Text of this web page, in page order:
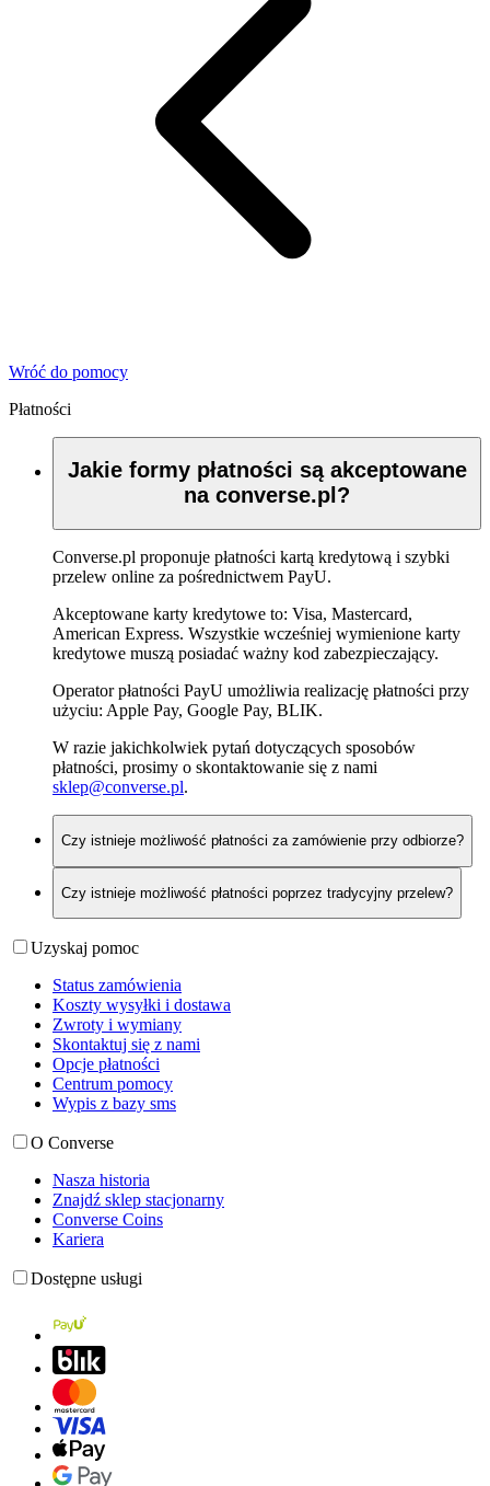
Wróć do pomocy
Płatności
Jakie formy płatności są akceptowane
na converse.pl?
Converse.pl proponuje płatności kartą kredytową i szybki
przelew online za pośrednictwem PayU.
Akceptowane karty kredytowe to: Visa, Mastercard,
American Express. Wszystkie wcześniej wymienione karty
kredytowe muszą posiadać ważny kod zabezpieczający.
Operator płatności PayU umożliwia realizację płatności przy
użyciu: Apple Pay, Google Pay, BLIK.
W razie jakichkolwiek pytań dotyczących sposobów
płatności, prosimy o skontaktowanie się z nami
sklep@converse.pl.
Czy istnieje możliwość płatności za zamówienie przy odbiorze?
Czy istnieje możliwość płatności poprzez tradycyjny przelew?
Uzyskaj pomoc
Status zamówienia
Koszty wysyłki i dostawa
Zwroty i wymiany
Skontaktuj się z nami
Opcje płatności
Centrum pomocy
Wypis z bazy sms
O Converse
Nasza historia
Znajdź sklep stacjonarny
Converse Coins
Kariera
Dostępne usługi